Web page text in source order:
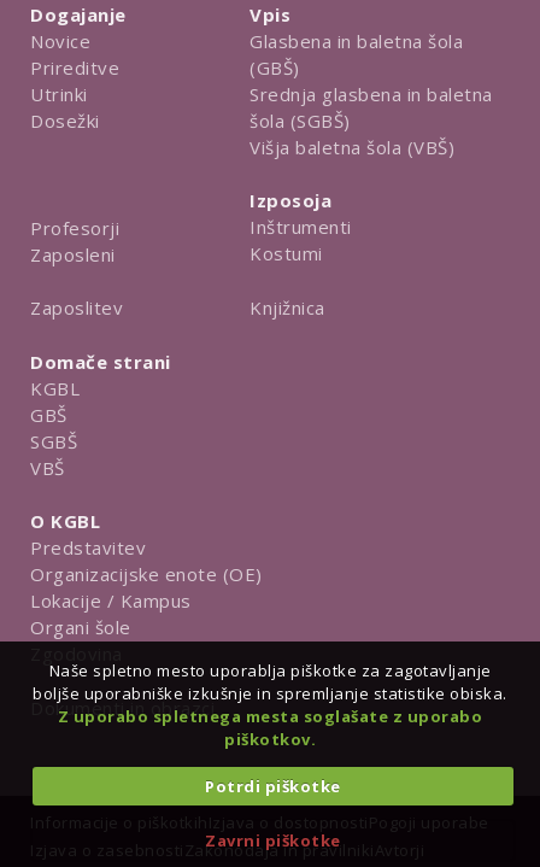
Dogajanje
Novice
Prireditve
Utrinki
Dosežki
Profesorji
Zaposleni
Zaposlitev
Vpis
Glasbena in baletna šola
(GBŠ)
Srednja glasbena in baletna
šola (SGBŠ)
Višja baletna šola (VBŠ)
Izposoja
Inštrumenti
Kostumi
Knjižnica
Domače strani
KGBL
GBŠ
SGBŠ
VBŠ
O KGBL
Predstavitev
Organizacijske enote (OE)
Lokacije / Kampus
Organi šole
Dokumenti in obrazci
Informacije o piškotkihIzjava o dostopnostiPogoji uporabe
Izjava o zasebnostiZakonodaja in pravilniki Avtorji
Naše spletno mesto uporablja piškotke za zagotavljanje
boljše uporabniške izkušnje in spremljanje statistike obiska.
Z uporabo spletnega mesta soglašate z uporabo
piškotkov.
Potrdi piškotke
Zavrni piškotke